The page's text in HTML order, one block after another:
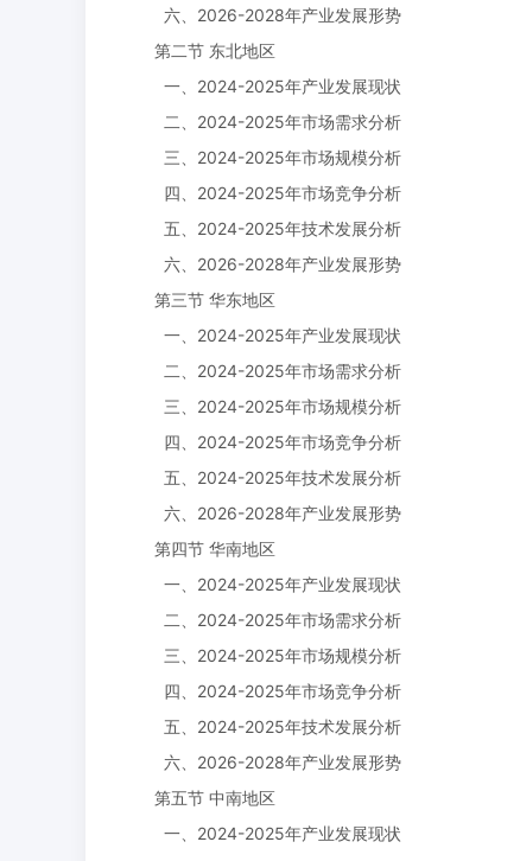
六、2026-2028年产业发展形势
第二节 东北地区
一、2024-2025年产业发展现状
二、2024-2025年市场需求分析
三、2024-2025年市场规模分析
四、2024-2025年市场竞争分析
五、2024-2025年技术发展分析
六、2026-2028年产业发展形势
第三节 华东地区
一、2024-2025年产业发展现状
二、2024-2025年市场需求分析
三、2024-2025年市场规模分析
四、2024-2025年市场竞争分析
五、2024-2025年技术发展分析
六、2026-2028年产业发展形势
第四节 华南地区
一、2024-2025年产业发展现状
二、2024-2025年市场需求分析
三、2024-2025年市场规模分析
四、2024-2025年市场竞争分析
五、2024-2025年技术发展分析
六、2026-2028年产业发展形势
第五节 中南地区
一、2024-2025年产业发展现状